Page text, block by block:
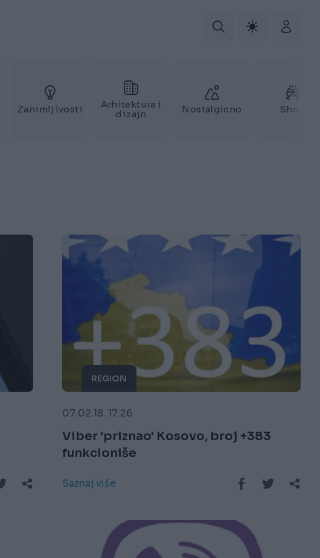
Zanimljivosti
Arhitektura i
dizajn
Nostalgicno Show
REGION
07.02.18. 17:26
Viber 'priznao' Kosovo, broj +383
funkcioniše
Saznaj više